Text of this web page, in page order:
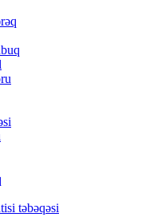
təbəqəsi